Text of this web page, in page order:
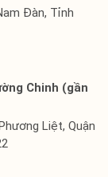
Đàn, Tỉnh
Chinh (gần
Liệt, Quận